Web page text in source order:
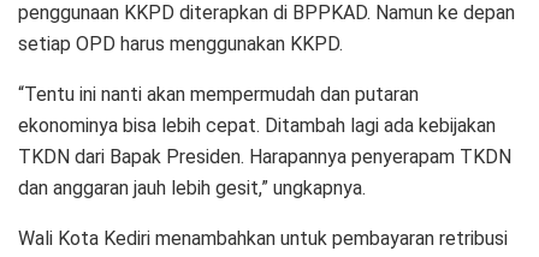
penggunaan KKPD diterapkan di BPPKAD. Namun ke depan
setiap OPD harus menggunakan KKPD.
“Tentu ini nanti akan mempermudah dan putaran
ekonominya bisa lebih cepat. Ditambah lagi ada kebijakan
TKDN dari Bapak Presiden. Harapannya penyerapam TKDN
dan anggaran jauh lebih gesit,” ungkapnya.
Wali Kota Kediri menambahkan untuk pembayaran retribusi